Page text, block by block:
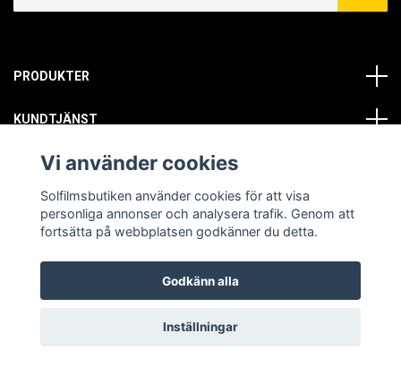
PRODUKTER
KUNDTJÄNST
OM OSS
SOCIALA MEDIER
© Copyright 2026 Solfilmsbutiken. All rights reserved.
Vi använder cookies
Solfilmsbutiken använder cookies för att visa
personliga annonser och analysera trafik. Genom att
fortsätta på webbplatsen godkänner du detta.
Godkänn alla
Inställningar